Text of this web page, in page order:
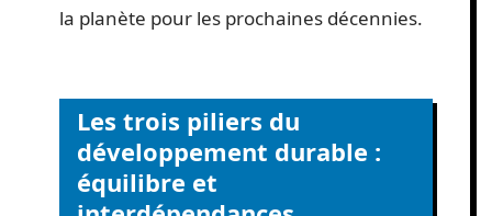
la planète pour les prochaines décennies.
Les trois piliers du
développement durable :
équilibre et